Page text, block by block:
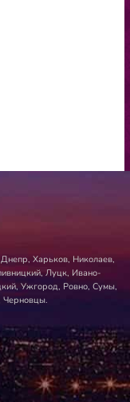
Харьков, Николаев,
Луцк, Ивано-
Ужгород, Ровно, Сумы,
Черновцы.